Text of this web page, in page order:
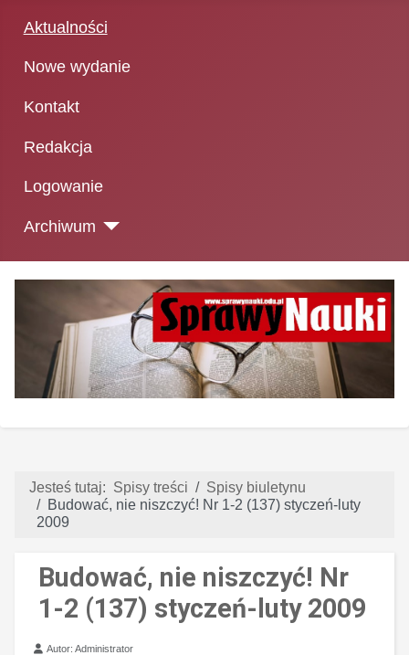
Aktualności
Nowe wydanie
Kontakt
Redakcja
Logowanie
Archiwum
Jesteś tutaj: Spisy treści
Spisy biuletynu
Budować, nie niszczyć! Nr 1-2 (137) styczeń-luty
2009
Budować, nie niszczyć! Nr
1-2 (137) styczeń-luty 2009
Szczegóły
Autor:Administrator